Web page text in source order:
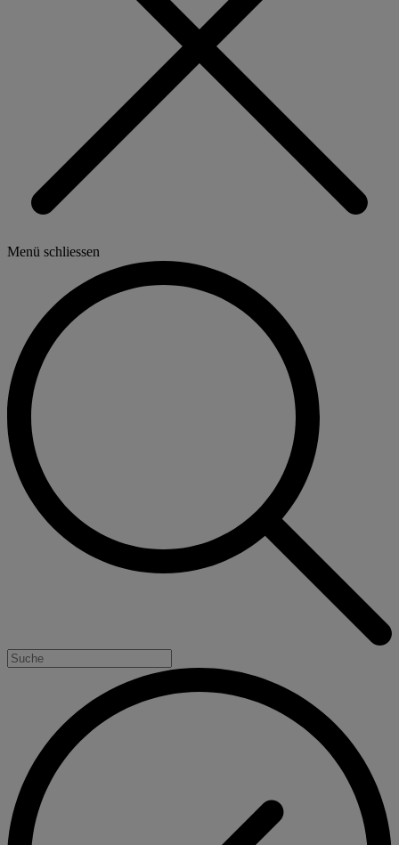
Menü schliessen